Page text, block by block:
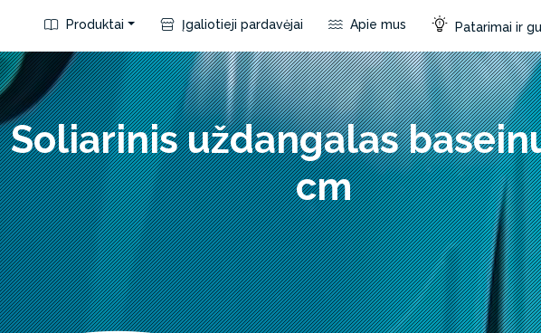
Produktai Įgaliotieji pardavėjai Apie mus Patarimai ir
Soliarinis uždangalas
cm